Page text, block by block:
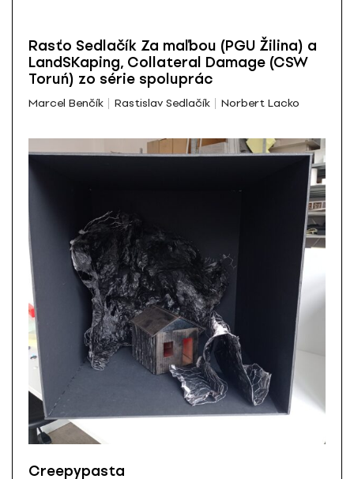
Rasťo Sedlačík Za maľbou (PGU Žilina) a
LandSKaping, Collateral Damage (CSW
Toruń) zo série spoluprác
Marcel Benčík Rastislav Sedlačík Norbert Lacko
Creepypasta